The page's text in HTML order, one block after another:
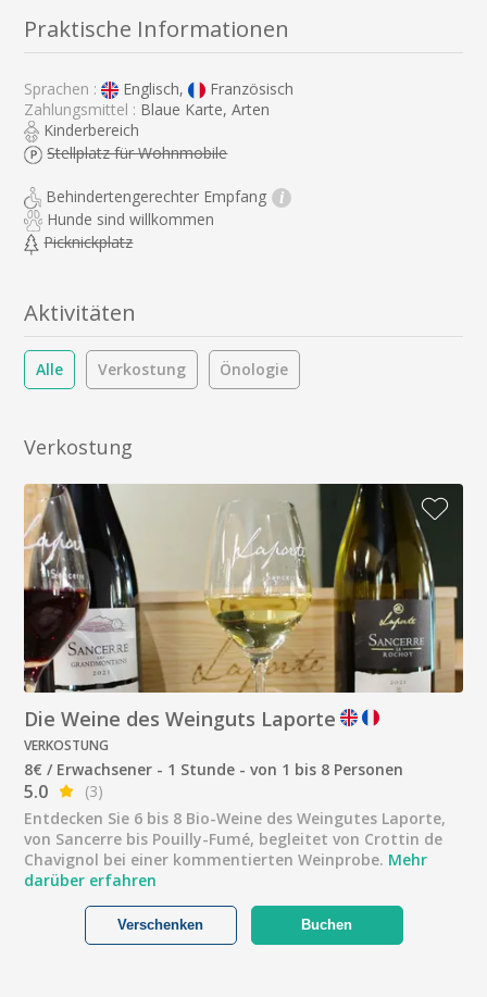
Praktische Informationen
Sprachen : Englisch,
Französisch
Zahlungsmittel : Blaue Karte, Arten
Kinderbereich
Stellplatz für Wohnmobile
Behindertengerechter Empfang i
Hunde sind willkommen
Picknickplatz
Aktivitäten
Alle Verkostung Önologie
Verkostung
Die Weine des Weinguts Laporte
VERKOSTUNG
8€ / Erwachsener - 1 Stunde - von 1 bis 8 Personen
5.0
(3)
Entdecken Sie 6 bis 8 Bio-Weine des Weingutes Laporte,
von Sancerre bis Pouilly-Fumé, begleitet von Crottin de
Chavignol bei einer kommentierten Weinprobe. Mehr
darüber erfahren
Buchen
Verschenken